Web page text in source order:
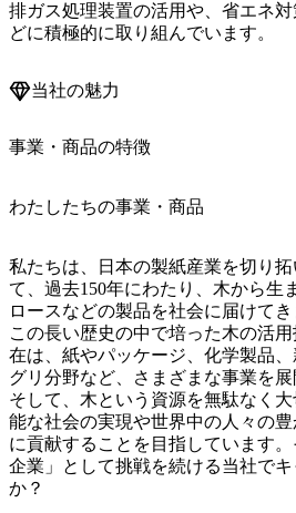
排ガス処理装置の活用や、省エネ
どに積極的に取り組んでいます。
当社の魅力
事業・商品の特徴
わたしたちの事業・商品
私たちは、日本の製紙産業を切り
て、過去150年にわたり、木から生
ロースなどの製品を社会に届けてき
この長い歴史の中で培った木の活
在は、紙やパッケージ、化学製品
グリ分野など、さまざまな事業を展
そして、木という資源を無駄なく
能な社会の実現や世界中の人々の
に貢献することを目指しています
企業」として挑戦を続ける当社で